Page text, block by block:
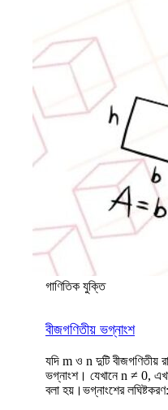
গাণিতিক যুক্তি
বীজগণিতীয় ভগ্নাংশ
যদি m ও n দুটি বীজগণিতীয়
ভগ্নাংশ। যেখানে n ≠ 0,
বলা হয়।ভগ্নাংশের